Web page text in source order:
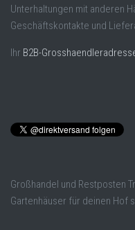
Unterhaltungen mit anderen
Geschäftskontakte und
Ihr B2B-
Großhandel und Restposten
Gartenhäuser für deinen Hof